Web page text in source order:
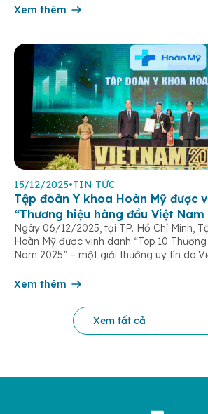
âm thầm đồng hành trên […]
Xem thêm
15/12/2025•TIN TỨC
Tập đoàn Y khoa Hoàn Mỹ được
“Thương hiệu hàng đầu Việt Nam
Ngày 06/12/2025, tại TP. Hồ Chí Minh,
Hoàn Mỹ được vinh danh “Top 10
Nam 2025” – một giải thưởng uy tín do
cứu Phát triển Doanh nghiệp Châu Á […]
Xem thêm
Xem tất cả